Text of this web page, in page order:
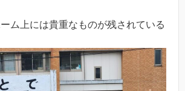
ム上には貴重なものが残されている